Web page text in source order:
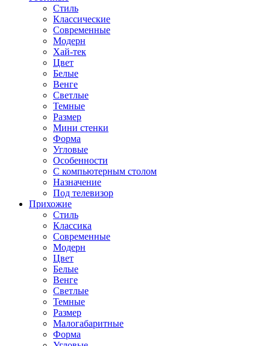
Стиль
Классические
Современные
Модерн
Хай-тек
Цвет
Белые
Венге
Светлые
Темные
Размер
Мини стенки
Форма
Угловые
Особенности
С компьютерным столом
Назначение
Под телевизор
Прихожие
Стиль
Классика
Современные
Модерн
Цвет
Белые
Венге
Светлые
Темные
Размер
Малогабаритные
Форма